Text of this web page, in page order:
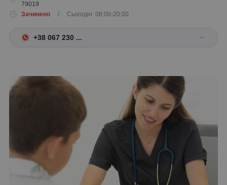
79019
Зачинено
/ Сьогодні: 08:00-20:00
+38 067 230 ...